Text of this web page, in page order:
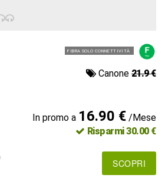
FIBRA SOLO CONNETTIVITÀ
Canone 21.9 €
In promo a 16.90 €/Mese
Risparmi 30.00 €
SCOPRI